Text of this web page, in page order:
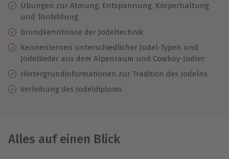
Übungen zur Atmung, Entspannung, Körperhaltung
und Tonbildung
Grundkenntnisse der Jodeltechnik
Kennenlernen unterschiedlicher Jodel-Typen und
Jodellieder aus dem Alpenraum und Cowboy-Jodler
Hintergrundinformationen zur Tradition des Jodelns
Verleihung des Jodeldiploms
Alles auf einen Blick